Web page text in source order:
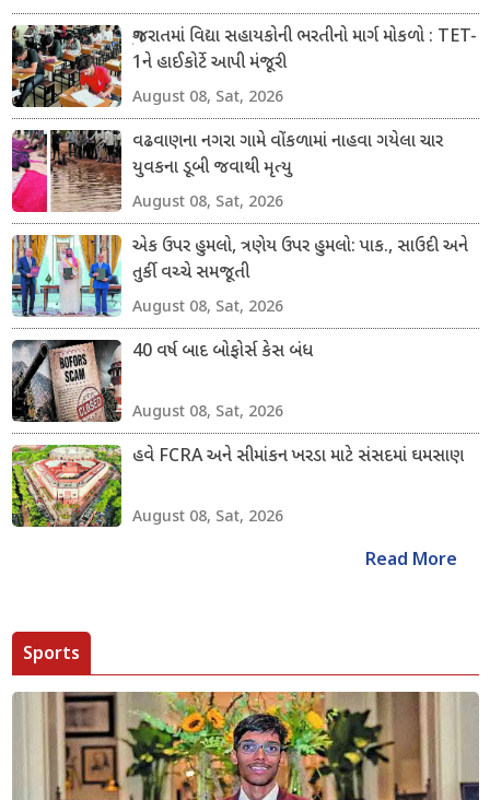
ગુજરાતમાં વિદ્યા સહાયકોની ભરતીનો માર્ગ મોકળો : TET-
1ને હાઈકોર્ટે આપી મંજૂરી
August 08, Sat, 2026
વઢવાણના નગરા ગામે વોંકળામાં નાહવા ગયેલા ચાર
યુવકના ડૂબી જવાથી મૃત્યુ
August 08, Sat, 2026
એક ઉપર હુમલો, ત્રણેય ઉપર હુમલો: પાક., સાઉદી અને
તુર્કી વચ્ચે સમજૂતી
August 08, Sat, 2026
40 વર્ષ બાદ બોફોર્સ કેસ બંધ
August 08, Sat, 2026
હવે FCRA અને સીમાંકન ખરડા માટે સંસદમાં ઘમસાણ
August 08, Sat, 2026
Read More
Sports